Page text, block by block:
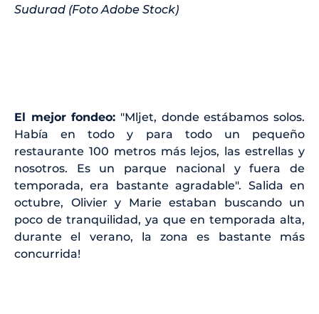
Sudurad (Foto Adobe Stock)
El mejor fondeo: "Mljet, donde estábamos solos.
Había en todo y para todo un pequeño
restaurante 100 metros más lejos, las estrellas y
nosotros. Es un parque nacional y fuera de
temporada, era bastante agradable". Salida en
octubre, Olivier y Marie estaban buscando un
poco de tranquilidad, ya que en temporada alta,
durante el verano, la zona es bastante más
concurrida!